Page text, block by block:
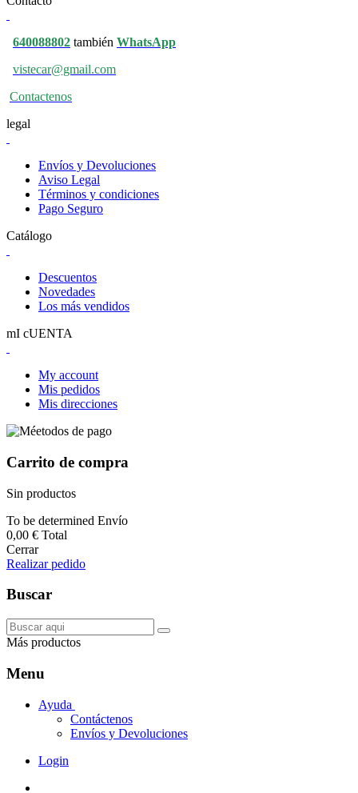
640088802 también WhatsApp
vistecar@gmail.com
Contactenos
legal
Envíos y Devoluciones
Aviso Legal
Términos y condiciones
Pago Seguro
Catálogo
Descuentos
Novedades
Los más vendidos
mI cUENTA
My account
Mis pedidos
Mis direcciones
Carrito de compra
Sin productos
To be determined Envío
0,00 € Total
Cerrar
Realizar pedido
Buscar
Más productos
Menu
Ayuda
Contáctenos
Envíos y Devoluciones
Login